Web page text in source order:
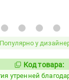
Популярно у
Код товара:
утренней